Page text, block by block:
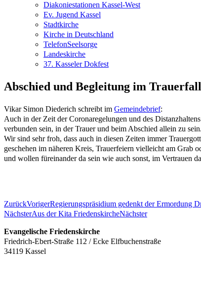
Diakoniestationen Kassel-West
Ev. Jugend Kassel
Stadtkirche
Kirche in Deutschland
TelefonSeelsorge
Landeskirche
37. Kasseler Dokfest
Abschied und Begleitung im Trauerfall
Vikar Simon Diederich schreibt im Gemeindebrief:
Auch in der Zeit der Coronaregelungen und des
verbunden sein, in der Trauer und beim Abschied allein zu sein.
Wir sind sehr froh, dass auch in diesen Zeiten immer
geschehen im näheren Kreis, Trauerfeiern vielleicht am Grab
und wollen füreinander da sein wie auch sonst, im Vertrauen
ZurückVorigerRegierungspräsidium gedenkt der Ermordung
NächsterAus der Kita FriedenskircheNächster
Evangelische Friedenskirche
Friedrich-Ebert-Straße 112 / Ecke Elfbuchenstraße
34119 Kassel